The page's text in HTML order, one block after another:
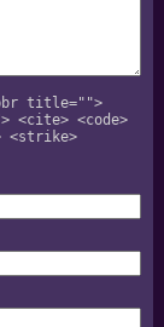
title="">
<cite> <code>
<strike>